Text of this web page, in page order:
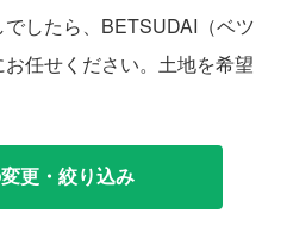
したら、BETSUDAI（ベツ
任せください。土地を希望
更・絞り込み